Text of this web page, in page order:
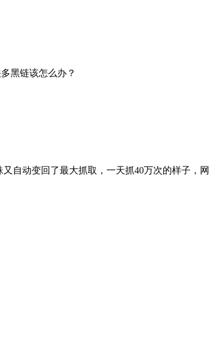
黑链该怎么办？
自动变回了最大抓取，一天抓40万次的样子，网